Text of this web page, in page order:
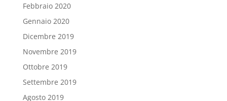
Febbraio 2020
Gennaio 2020
Dicembre 2019
Novembre 2019
Ottobre 2019
Settembre 2019
Agosto 2019